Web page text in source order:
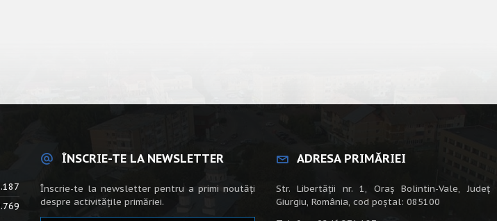
ÎNSCRIE-TE LA NEWSLETTER
Înscrie-te la newsletter pentru a primi noutăți
despre activitățile primăriei.
ADRESA PRIMĂRIEI
Str. Libertății nr. 1, Oraș Bolintin-Vale, Județ
Giurgiu, România, cod poștal: 085100